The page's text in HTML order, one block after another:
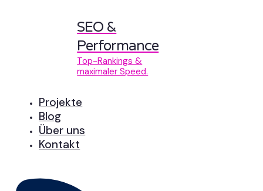
SEO &
Performance
Top-Rankings &
maximaler Speed.
Projekte
Blog
Über uns
Kontakt